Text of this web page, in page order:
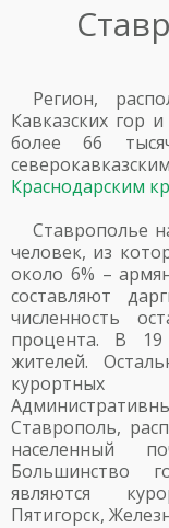
Регион,
Кавказских гор
более 66
Краснодарским
Ставрополье
человек, из
около 6% –
составляют
численность
процента. В 19
жителей.
курортных
Ставрополь,
населенный
Большинство
являются
Пятигорск,